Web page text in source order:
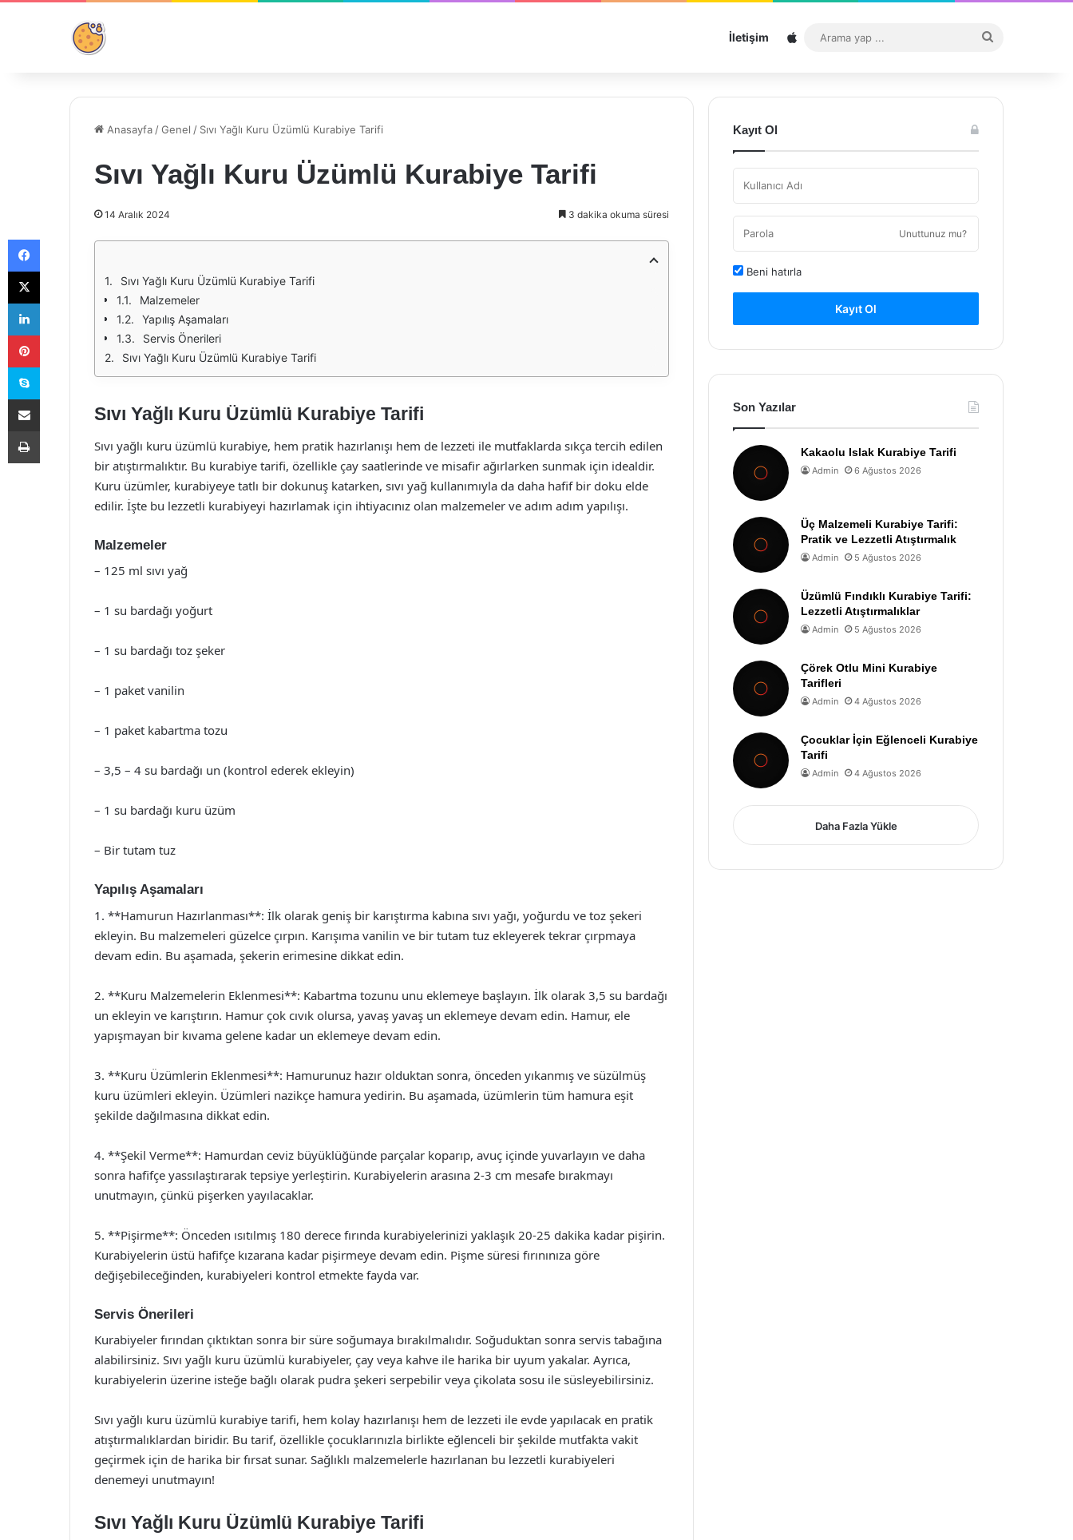
İletişim Sitemap
...
Anasayfa /Genel / Sıvı Yağlı Kuru Üzümlü Kurabiye Tarifi
Sıvı Yağlı Kuru Üzümlü Kurabiye Tarifi
14 Aralık 2024 3 dakika okuma süresi
Sıvı Yağlı Kuru Üzümlü Kurabiye Tarifi
Malzemeler
Yapılış Aşamaları
Servis Önerileri
Sıvı Yağlı Kuru Üzümlü Kurabiye Tarifi
Sıvı Yağlı Kuru Üzümlü Kurabiye Tarifi
Sıvı yağlı kuru üzümlü kurabiye, hem pratik hazırlanışı hem de lezzeti ile mutfaklarda sıkça tercih edilen
bir atıştırmalıktır. Bu kurabiye tarifi, özellikle çay saatlerinde ve misafir ağırlarken sunmak için idealdir.
Kuru üzümler, kurabiyeye tatlı bir dokunuş katarken, sıvı yağ kullanımıyla da daha hafif bir doku elde
edilir. İşte bu lezzetli kurabiyeyi hazırlamak için ihtiyacınız olan malzemeler ve adım adım yapılışı.
Malzemeler
– 125 ml sıvı yağ
– 1 su bardağı yoğurt
– 1 su bardağı toz şeker
– 1 paket vanilin
– 1 paket kabartma tozu
– 3,5 – 4 su bardağı un (kontrol ederek ekleyin)
– 1 su bardağı kuru üzüm
– Bir tutam tuz
Yapılış Aşamaları
1. **Hamurun Hazırlanması**: İlk olarak geniş bir karıştırma kabına sıvı yağı, yoğurdu ve toz şekeri
ekleyin. Bu malzemeleri güzelce çırpın. Karışıma vanilin ve bir tutam tuz ekleyerek tekrar çırpmaya
devam edin. Bu aşamada, şekerin erimesine dikkat edin.
2. **Kuru Malzemelerin Eklenmesi**: Kabartma tozunu unu eklemeye başlayın. İlk olarak 3,5 su bardağı
un ekleyin ve karıştırın. Hamur çok cıvık olursa, yavaş yavaş un eklemeye devam edin. Hamur, ele
yapışmayan bir kıvama gelene kadar un eklemeye devam edin.
3. **Kuru Üzümlerin Eklenmesi**: Hamurunuz hazır olduktan sonra, önceden yıkanmış ve süzülmüş
kuru üzümleri ekleyin. Üzümleri nazikçe hamura yedirin. Bu aşamada, üzümlerin tüm hamura eşit
şekilde dağılmasına dikkat edin.
4. **Şekil Verme**: Hamurdan ceviz büyüklüğünde parçalar koparıp, avuç içinde yuvarlayın ve daha
sonra hafifçe yassılaştırarak tepsiye yerleştirin. Kurabiyelerin arasına 2-3 cm mesafe bırakmayı
unutmayın, çünkü pişerken yayılacaklar.
5. **Pişirme**: Önceden ısıtılmış 180 derece fırında kurabiyelerinizi yaklaşık 20-25 dakika kadar pişirin.
Kurabiyelerin üstü hafifçe kızarana kadar pişirmeye devam edin. Pişme süresi fırınınıza göre
değişebileceğinden, kurabiyeleri kontrol etmekte fayda var.
Servis Önerileri
Kurabiyeler fırından çıktıktan sonra bir süre soğumaya bırakılmalıdır. Soğuduktan sonra servis tabağına
alabilirsiniz. Sıvı yağlı kuru üzümlü kurabiyeler, çay veya kahve ile harika bir uyum yakalar. Ayrıca,
kurabiyelerin üzerine isteğe bağlı olarak pudra şekeri serpebilir veya çikolata sosu ile süsleyebilirsiniz.
Sıvı yağlı kuru üzümlü kurabiye tarifi, hem kolay hazırlanışı hem de lezzeti ile evde yapılacak en pratik
atıştırmalıklardan biridir. Bu tarif, özellikle çocuklarınızla birlikte eğlenceli bir şekilde mutfakta vakit
geçirmek için de harika bir fırsat sunar. Sağlıklı malzemelerle hazırlanan bu lezzetli kurabiyeleri
denemeyi unutmayın!
Sıvı Yağlı Kuru Üzümlü Kurabiye Tarifi
Kayıt Ol
Unuttunuz mu?
Beni hatırla
Kayıt Ol
Son Yazılar
Kakaolu Islak Kurabiye Tarifi
Admin 6 Ağustos 2026
Üç Malzemeli Kurabiye Tarifi:
Pratik ve Lezzetli Atıştırmalık
Admin 5 Ağustos 2026
Üzümlü Fındıklı Kurabiye Tarifi:
Lezzetli Atıştırmalıklar
Admin 5 Ağustos 2026
Çörek Otlu Mini Kurabiye
Tarifleri
Admin 4 Ağustos 2026
Çocuklar İçin Eğlenceli Kurabiye
Tarifi
Admin 4 Ağustos 2026
Daha Fazla Yükle
Facebook
X
LinkedIn
Pinterest
Skype
E-Posta ile paylaş